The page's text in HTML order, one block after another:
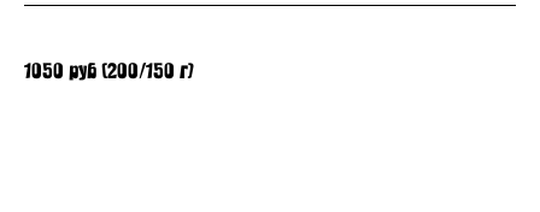
1050 руб (200/150 г)